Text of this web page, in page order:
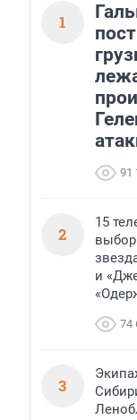
1
91
2
15
и
74
3